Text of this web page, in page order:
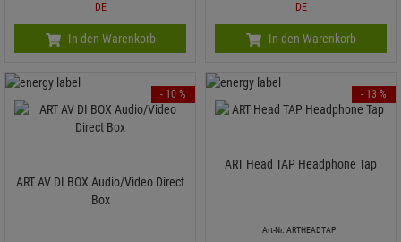
DE
In den Warenkorb
DE
In den Warenkorb
ART AV DI BOX Audio/Video Direct
Box
- 10 %
ART Head TAP Headphone Tap
Art-Nr. ARTHEADTAP
- 13 %